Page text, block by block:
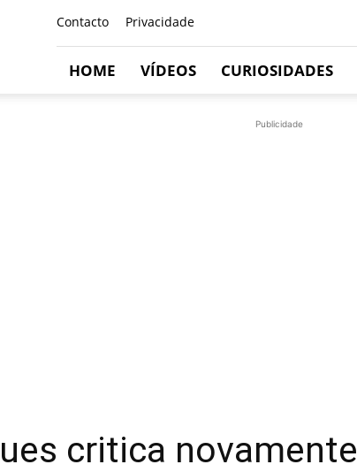
Contacto Privacidade
HOME VÍDEOS CURIOSIDADES
Publicidade
critica novamente